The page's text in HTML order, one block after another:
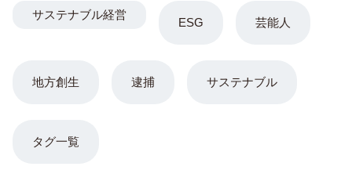
ESG 芸能人
地方創生 逮捕 サステナブル
サステナブル経営
タグ一覧